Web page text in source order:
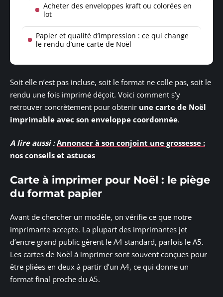
Acheter des enveloppes kraft ou colorées en
lot
Papier et qualité d’impression : ce qui change
le rendu d’une carte de Noël
Soit elle n’est pas incluse, soit le format ne colle pas, soit le
rendu une fois imprimé déçoit. Voici comment s’y
retrouver concrètement pour obtenir une carte de Noël
imprimable avec son enveloppe coordonnée.
A lire aussi : Annoncer à son conjoint une grossesse :
nos conseils et astuces
Carte à imprimer pour Noël : le piège
du format papier
Avant de chercher un modèle, on vérifie ce que notre
imprimante accepte. La plupart des imprimantes jet
d’encre grand public gèrent le A4 standard, parfois le A5.
Les cartes de Noël à imprimer sont souvent conçues pour
être pliées en deux à partir d’un A4, ce qui donne un
format final proche du A5.